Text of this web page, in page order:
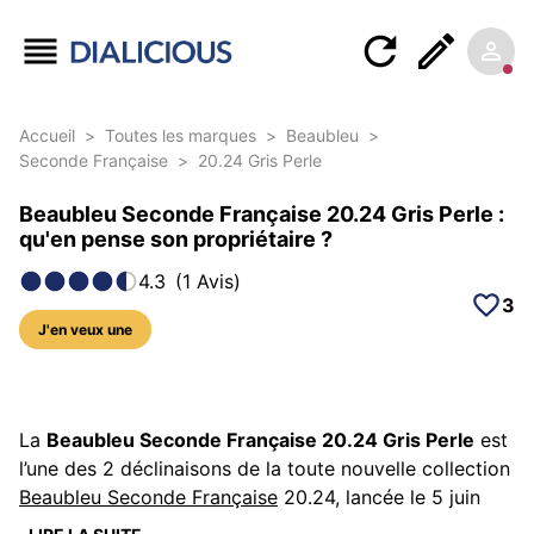
Accueil > Toutes les marques > Beaubleu >
Seconde Française > 20.24 Gris Perle
Beaubleu Seconde Française 20.24 Gris Perle :
qu'en pense son propriétaire ?
4.3 (1 Avis)
J'en veux une
3
34 photos sur cette référence
La Beaubleu Seconde Française 20.24 Gris Perle est
l’une des 2 déclinaisons de la toute nouvelle collection
Beaubleu Seconde Française 20.24, lancée le 5 juin
2024. Il s’agit d’une nouvelle série limitée à 888